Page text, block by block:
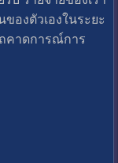
องตัวเองในระยะ
คาดการณ์การ